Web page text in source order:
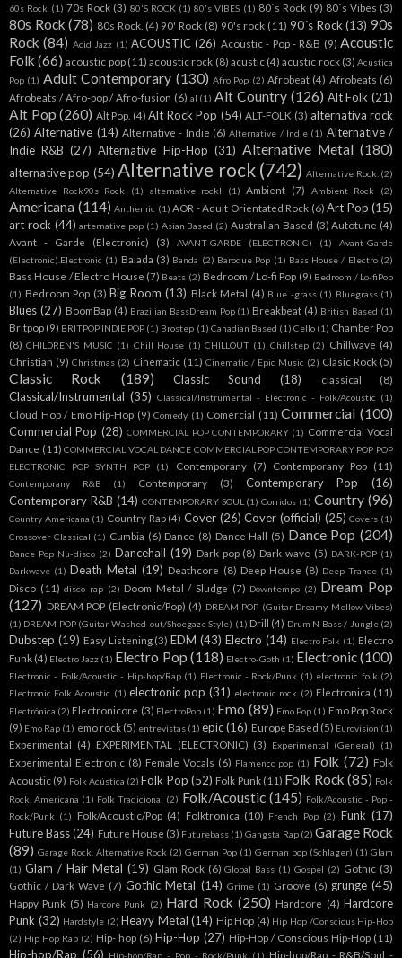
60s Rock (1) 70s Rock (3) 80'S ROCK (1) 80's VIBES (1) 80´s Rock (9) 80´s Vibes (3)
80s Rock (78) 80s Rock. (4) 90' Rock (8) 90's rock (11) 90´s Rock (13) 90s
Rock (84) Acid Jazz (1) ACOUSTIC (26) Acoustic - Pop - R&B (9) Acoustic
Folk (66) acoustic pop (11) acoustic rock (8) acustic (4) acustic rock (3) Acústica
Pop (1) Adult Contemporary (130) Afro Pop (2) Afrobeat (4) Afrobeats (6)
Afrobeats / Afro-pop / Afro-fusion (6) al (1) Alt Country (126) Alt Folk (21)
Alt Pop (260) Alt Pop. (4) Alt Rock Pop (54) ALT-FOLK (3) alternativa rock
(26) Alternative (14) Alternative - Indie (6) Alternative / Indie (1) Alternative /
Indie R&B (27) Alternative Hip-Hop (31) Alternative Metal (180)
alternative pop (54) Alternative rock (742) Alternative Rock. (2)
Alternative Rock90s Rock
(1) alternative rockl (1) Ambient (7) Ambient Rock (2)
Americana (114) Anthemic (1) AOR - Adult Orientated Rock (6) Art Pop (15)
art rock (44) arternative pop (1) Asian Based (2) Australian Based (3) Autotune (4)
Avant - Garde (Electronic)
(3) AVANT-GARDE (ELECTRONIC) (1)
Avant-Garde
(Electronic).Electronic (1) Balada (3) Banda (2) Baroque Pop (1) Bass House / Electro (2)
Bass House / Electro House (7) Beats (2) Bedroom / Lo-fi Pop (9) Bedroom / Lo-fiPop
(1) Bedroom Pop (3) Big Room (13) Black Metal (4) Blue -grass (1) Bluegrass (1)
Blues (27) BoomBap (4) Brazilian BassDream Pop (1) Breakbeat (4) British Based (1)
Britpop (9) BRITPOP INDIE POP (1) Brostep (1) Canadian Based (1) Cello (1) Chamber Pop
(8) CHILDREN'S MUSIC (1) Chill House (1) CHILLOUT (1) Chillstep (2) Chillwave (4)
Christian (9) Christmas (2) Cinematic (11) Cinematic / Epic Music (2) Clasic Rock (5)
Classic Rock (189) Classic Sound (18) classical (8)
Classical/Instrumental (35) Classical/Instrumental - Electronic - Folk/Acoustic (1)
Cloud Hop / Emo Hip-Hop (9) Comedy (1) Comercial (11) Commercial (100)
Commercial Pop (28) COMMERCIAL POP CONTEMPORARY (1) Commercial Vocal
Dance (11) COMMERCIAL VOCAL DANCE COMMERCIAL POP CONTEMPORARY POP POP
ELECTRONIC POP SYNTH POP
(1) Contemporany (7) Contemporany Pop (11)
Contemporany R&B (1) Contemporary (3) Contemporary Pop
(16)
Contemporary R&B (14) CONTEMPORARY SOUL (1) Corridos (1) Country (96)
Country Americana (1) Country Rap (4) Cover (26) Cover (official) (25) Covers (1)
Crossover Classical (1) Cumbia (6) Dance (8) Dance Hall (5) Dance Pop (204)
Dance Pop Nu-disco (2) Dancehall (19) Dark pop (8) Dark wave (5) DARK-POP (1)
Darkwave (1) Death Metal (19) Deathcore (8) Deep House (8) Deep Trance (1)
Disco (11) disco rap (2) Doom Metal / Sludge (7) Downtempo (2) Dream Pop
(127) DREAM POP (Electronic/Pop) (4) DREAM POP (Guitar Dreamy Mellow Vibes)
(1) DREAM POP (Guitar Washed-out/Shoegaze Style) (1) Drill (4) Drum N Bass / Jungle (2)
Dubstep (19) Easy Listening (3) EDM (43) Electro (14) Electro Folk (1) Electro
Funk (4) Electro Jazz (1) Electro Pop (118) Electro-Goth (1) Electronic(100)
Electronic - Folk/Acoustic - Hip-hop/Rap (1) Electronic - Rock/Punk (1) electronic folk (2)
Electronic Folk Acoustic (1) electronic pop (31) electronic rock (2) Electronica (11)
Electrónica (2) Electronicore (3) ElectroPop (1) Emo (89) Emo Pop (1) Emo Pop Rock
(9) Emo Rap (1) emo rock (5) entrevistas (1) epic (16) Europe Based (5) Eurovision (1)
Experimental (4) EXPERIMENTAL (ELECTRONIC) (3) Experimental (General) (1)
Experimental Electronic (8) Female Vocals (6) Flamenco pop (1) Folk (72) Folk
Acoustic (9) Folk Acústica (2) Folk Pop (52) Folk Punk (11) Folk Rock (85) Folk
Rock. Americana (1) Folk Tradicional (2) Folk/Acoustic (145) Folk/Acoustic - Pop -
Rock/Punk (1) Folk/Acoustic/Pop (4) Folktronica (10) French Pop (2) Funk (17)
Future Bass (24) Future House (3) Futurebass (1) Gangsta Rap (2) Garage Rock
(89) Garage Rock. Alternative Rock (2) German Pop (1) German pop (Schlager) (1) Glam
(1) Glam / Hair Metal (19) Glam Rock (6) Global Bass (1) Gospel (2) Gothic (3)
Gothic / Dark Wave (7) Gothic Metal (14) Grime (1) Groove (6) grunge (45)
Happy Punk (5) Harcore Punk (2) Hard Rock (250) Hardcore (4) Hardcore
Punk (32) Hardstyle (2) Heavy Metal (14) Hip Hop (4) Hip Hop /Conscious Hip-Hop
(2) Hip Hop Rap (2) Hip- hop (6) Hip-Hop (27) Hip-Hop / Conscious Hip-Hop (11)
Hip-hop/Rap (56) Hip-hop/Rap - Pop - Rock/Punk (1) Hip-hop/Rap - R&B/Soul -